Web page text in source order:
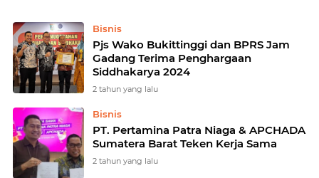
Bisnis
Pjs Wako Bukittinggi dan BPRS Jam
Gadang Terima Penghargaan
Siddhakarya 2024
2 tahun yang lalu
Bisnis
PT. Pertamina Patra Niaga & APCHADA
Sumatera Barat Teken Kerja Sama
2 tahun yang lalu